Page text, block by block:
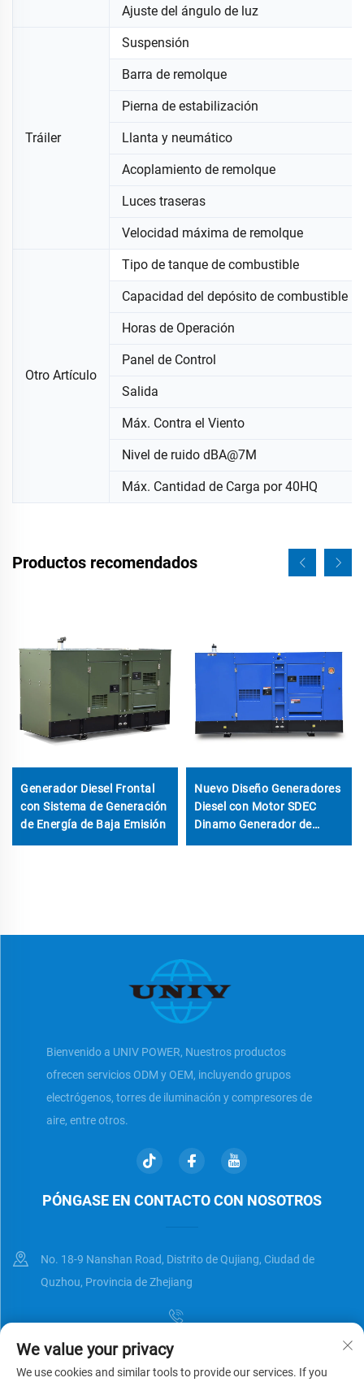
Ajuste del ángulo de luz
Tráiler
Suspensión
Barra de remolque
Pierna de estabilización
Llanta y neumático
Acoplamiento de remolque
Luces traseras
Velocidad máxima de remolque
Otro Artículo
Tipo de tanque de combustible
Capacidad del depósito de combustible
Horas de Operación
Panel de Control
Salida
Máx. Contra el Viento
Nivel de ruido dBA@7M
Máx. Cantidad de Carga por 40HQ
Productos recomendados
Generador Diesel Frontal
con Sistema de Generación
de Energía de Baja Emisión
Nuevo Diseño Generadores
Diesel con Motor SDEC
Dinamo Generador de
Bienvenido a UNIV POWER, Nuestros productos
ofrecen servicios ODM y OEM, incluyendo grupos
electrógenos, torres de iluminación y compresores de
aire, entre otros.
PÓNGASE EN CONTACTO CON NOSOTROS
No. 18-9 Nanshan Road, Distrito de Qujiang, Ciudad de
Quzhou, Provincia de Zhejiang
[email protected]
We value your privacy
We use cookies and similar tools to provide our services. If you